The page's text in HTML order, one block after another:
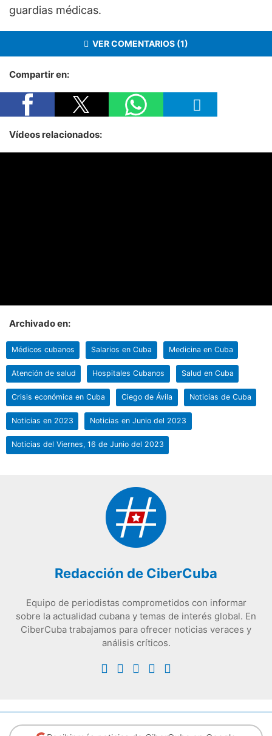
guardias médicas.
VER COMENTARIOS (1)
Compartir en:
Vídeos relacionados:
Archivado en:
Médicos cubanos Salarios en Cuba Medicina en Cuba
Atención de salud Hospitales Cubanos Salud en Cuba
Crisis económica en Cuba Ciego de Ávila Noticias de Cuba
Noticias en 2023 Noticias en Junio del 2023
Noticias del Viernes, 16 de Junio del 2023
Redacción de CiberCuba
Equipo de periodistas comprometidos con informar
sobre la actualidad cubana y temas de interés global. En
CiberCuba trabajamos para ofrecer noticias veraces y
análisis críticos.